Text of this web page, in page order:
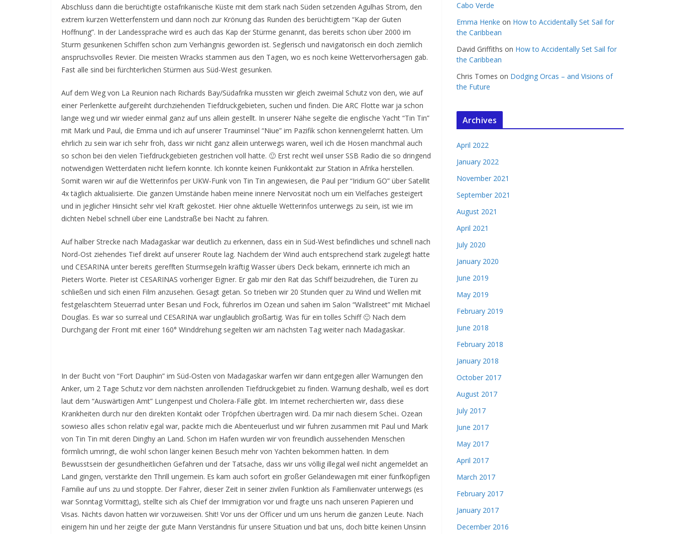
Abschluss dann die berüchtigte ostafrikanische Küste mit dem stark nach Süden setzenden Agulhas Strom, den
extrem kurzen Wetterfenstern und dann noch zur Krönung das Runden des berüchtigtem “Kap der Guten
Hoffnung”. In der Landessprache wird es auch das Kap der Stürme genannt, das bereits schon über 2000 im
Sturm gesunkenen Schiffen schon zum Verhängnis geworden ist. Seglerisch und navigatorisch ein doch ziemlich
anspruchsvolles Revier. Die meisten Wracks stammen aus den Tagen, wo es noch keine Wettervorhersagen gab.
Fast alle sind bei fürchterlichen Stürmen aus Süd-West gesunken.
Auf dem Weg von La Reunion nach Richards Bay/Südafrika mussten wir gleich zweimal Schutz von den, wie auf
einer Perlenkette aufgereiht durchziehenden Tiefdruckgebieten, suchen und finden. Die ARC Flotte war ja schon
lange weg und wir wieder einmal ganz auf uns allein gestellt. In unserer Nähe segelte die englische Yacht “Tin Tin”
mit Mark und Paul, die Emma und ich auf unserer Trauminsel “Niue” im Pazifik schon kennengelernt hatten. Um
ehrlich zu sein war ich sehr froh, dass wir nicht ganz allein unterwegs waren, weil ich die Hosen manchmal auch
so schon bei den vielen Tiefdruckgebieten gestrichen voll hatte. 🙂 Erst recht weil unser SSB Radio die so dringend
notwendigen Wetterdaten nicht liefern konnte. Ich konnte keinen Funkkontakt zur Station in Afrika herstellen.
Somit waren wir auf die Wetterinfos per UKW-Funk von Tin Tin angewiesen, die Paul per “Iridium GO” über Satellit
4x täglich aktualisierte. Die ganzen Umstände haben meine innere Nervosität noch um ein Vielfaches gesteigert
und in jeglicher Hinsicht sehr viel Kraft gekostet. Hier ohne aktuelle Wetterinfos unterwegs zu sein, ist wie im
dichten Nebel schnell über eine Landstraße bei Nacht zu fahren.
Auf halber Strecke nach Madagaskar war deutlich zu erkennen, dass ein in Süd-West befindliches und schnell nach
Nord-Ost ziehendes Tief direkt auf unserer Route lag. Nachdem der Wind auch entsprechend stark zugelegt hatte
und CESARINA unter bereits gerefften Sturmsegeln kräftig Wasser übers Deck bekam, erinnerte ich mich an
Pieters Worte. Pieter ist CESARINAS vorheriger Eigner. Er gab mir den Rat das Schiff beizudrehen, die Türen zu
schließen und sich einen Film anzusehen. Gesagt getan. So trieben wir 20 Stunden quer zu Wind und Wellen mit
festgelaschtem Steuerrad unter Besan und Fock, führerlos im Ozean und sahen im Salon “Wallstreet” mit Michael
Douglas. Es war so surreal und CESARINA war unglaublich großartig. Was für ein tolles Schiff 🙂 Nach dem
Durchgang der Front mit einer 160° Winddrehung segelten wir am nächsten Tag weiter nach Madagaskar.
In der Bucht von “Fort Dauphin” im Süd-Osten von Madagaskar warfen wir dann entgegen aller Warnungen den
Anker, um 2 Tage Schutz vor dem nächsten anrollenden Tiefdruckgebiet zu finden. Warnung deshalb, weil es dort
laut dem “Auswärtigen Amt” Lungenpest und Cholera-Fälle gibt. Im Internet recherchierten wir, dass diese
Krankheiten durch nur den direkten Kontakt oder Tröpfchen übertragen wird. Da mir nach diesem Schei.. Ozean
sowieso alles schon relativ egal war, packte mich die Abenteuerlust und wir fuhren zusammen mit Paul und Mark
von Tin Tin mit deren Dinghy an Land. Schon im Hafen wurden wir von freundlich aussehenden Menschen
förmlich umringt, die wohl schon länger keinen Besuch mehr von Yachten bekommen hatten. In dem
Bewusstsein der gesundheitlichen Gefahren und der Tatsache, dass wir uns völlig illegal weil nicht angemeldet an
Land gingen, verstärkte den Thrill ungemein. Es kam auch sofort ein großer Geländewagen mit einer fünfköpfigen
Familie auf uns zu und stoppte. Der Fahrer, dieser Zeit in seiner zivilen Funktion als Familienvater unterwegs (es
war Sonntag Vormittag), stellte sich als Chief der Immigration vor und fragte uns nach unseren Papieren und
Visas. Nichts davon hatten wir vorzuweisen. Shit! Vor uns der Officer und um uns herum die ganzen Leute. Nach
einigem hin und her zeigte der gute Mann Verständnis für unsere Situation und bat uns, doch bitte keinen Unsinn
Cabo Verde
Emma Henke on How to Accidentally Set Sail for
the Caribbean
David Griffiths on How to Accidentally Set Sail for
the Caribbean
Chris Tomes on Dodging Orcas – and Visions of
the Future
Archives
April 2022
January 2022
November 2021
September 2021
August 2021
April 2021
July 2020
January 2020
June 2019
May 2019
February 2019
June 2018
February 2018
January 2018
October 2017
August 2017
July 2017
June 2017
May 2017
April 2017
March 2017
February 2017
January 2017
December 2016